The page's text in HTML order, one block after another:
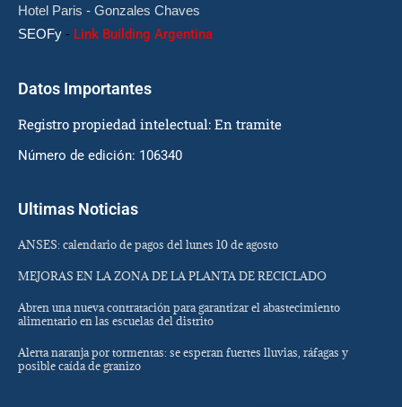
Hotel Paris - Gonzales Chaves
SEOFy - Link Building Argentina
Datos Importantes
Registro propiedad intelectual: En tramite
Número de edición: 106340
Ultimas Noticias
ANSES: calendario de pagos del lunes 10 de agosto
MEJORAS EN LA ZONA DE LA PLANTA DE RECICLADO
Abren una nueva contratación para garantizar el abastecimiento
alimentario en las escuelas del distrito
Alerta naranja por tormentas: se esperan fuertes lluvias, ráfagas y
posible caída de granizo